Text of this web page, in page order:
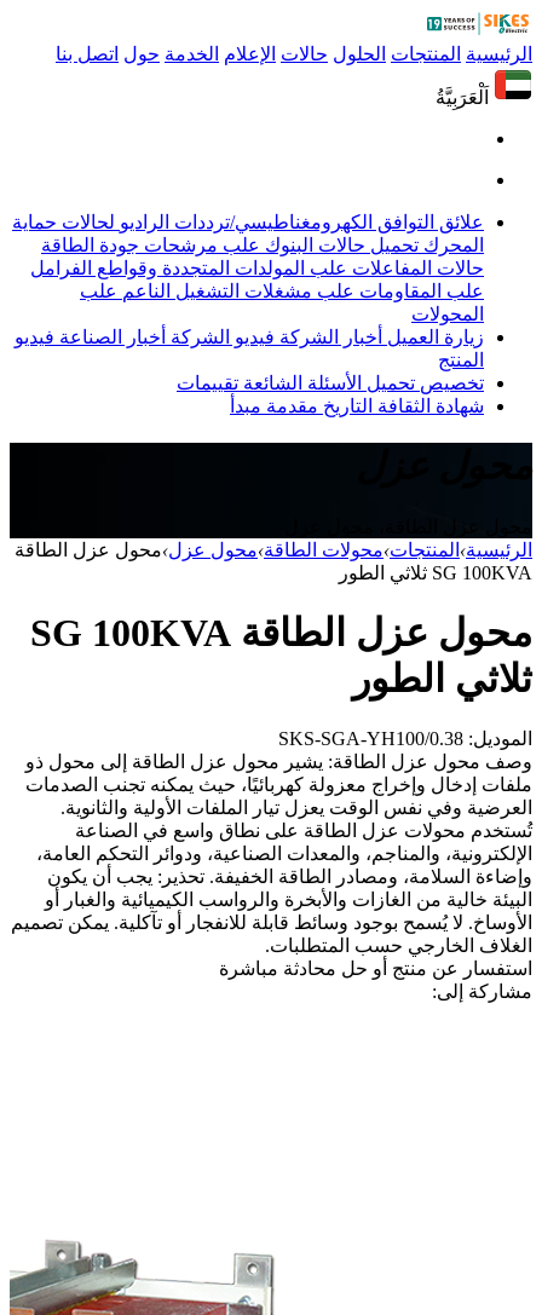
الرئيسية المنتجات الحلول حالات الإعلام الخدمة حول اتصل بنا
اَلْعَرَبِيَّةُ
علائق التوافق الكهرومغناطيسي/ترددات الراديو لحالات حماية
المحرك تحميل حالات البنوك علب مرشحات جودة الطاقة
حالات المفاعلات علب المولدات المتجددة وقواطع الفرامل
علب المقاومات علب مشغلات التشغيل الناعم علب
المحولات
زيارة العميل أخبار الشركة فيديو الشركة أخبار الصناعة فيديو
المنتج
تخصيص تحميل الأسئلة الشائعة تقييمات
شهادة الثقافة التاريخ مقدمة مبدأ
الرئيسية› المنتجات›محولات الطاقة›محول عزل›محول عزل الطاقة
SG 100KVA ثلاثي الطور
محول عزل الطاقة SG 100KVA
ثلاثي الطور
الموديل: SKS-SGA-YH100/0.38
وصف محول عزل الطاقة: يشير محول عزل الطاقة إلى محول ذو
ملفات إدخال وإخراج معزولة كهربائيًا، حيث يمكنه تجنب الصدمات
العرضية وفي نفس الوقت يعزل تيار الملفات الأولية والثانوية.
تُستخدم محولات عزل الطاقة على نطاق واسع في الصناعة
الإلكترونية، والمناجم، والمعدات الصناعية، ودوائر التحكم العامة،
وإضاءة السلامة، ومصادر الطاقة الخفيفة. تحذير: يجب أن يكون
البيئة خالية من الغازات والأبخرة والرواسب الكيميائية والغبار أو
الأوساخ. لا يُسمح بوجود وسائط قابلة للانفجار أو تآكلية. يمكن تصميم
الغلاف الخارجي حسب المتطلبات.
استفسار عن منتج أو حل محادثة مباشرة
مشاركة إلى: